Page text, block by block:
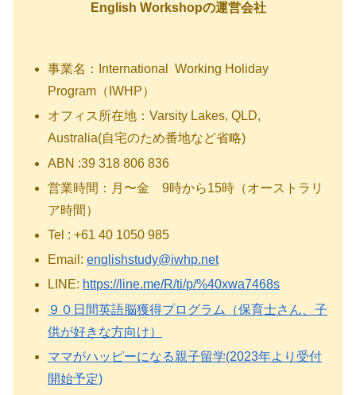
English Workshopの運営会社
事業名：International Working Holiday
Program（IWHP）
オフィス所在地：Varsity Lakes, QLD,
Australia(自宅のため番地など省略)
ABN :39 318 806 836
営業時間：月〜金 9時から15時（オーストラリ
ア時間）
Tel : +61 40 1050 985
Email:englishstudy@iwhp.net
LINE: https://line.me/R/ti/p/%40xwa7468s
９０日間英語脳獲得プログラム（保育士さん、子
供が好きな方向け）
ママがハッピーになる親子留学(2023年より受付
開始予定)